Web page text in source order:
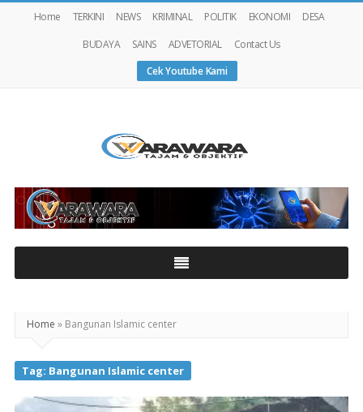
Home TERKINI NEWS KRIMINAL POLITIK EKONOMI
DESA
BUDAYA
SAINS ADVETORIAL
Contact Us
Cek Youtube Kami
Warawaranews
Home » Bangunan Islamic center
Tag: Bangunan Islamic center